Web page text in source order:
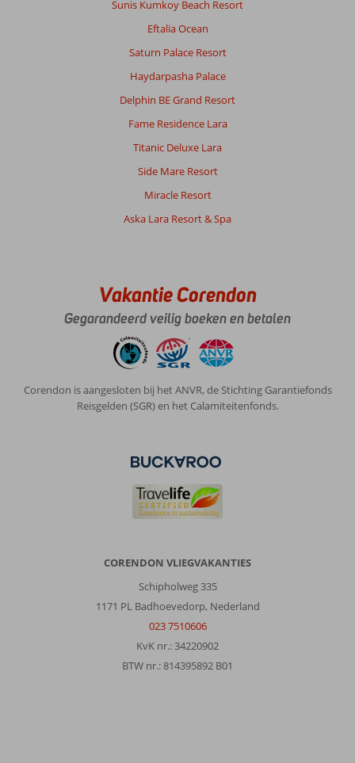
Sunis Kumkoy Beach Resort
Eftalia Ocean
Saturn Palace Resort
Haydarpasha Palace
Delphin BE Grand Resort
Fame Residence Lara
Titanic Deluxe Lara
Side Mare Resort
Miracle Resort
Aska Lara Resort & Spa
Vakantie Corendon
Gegarandeerd veilig boeken en betalen
Corendon is aangesloten bij het ANVR, de Stichting Garantiefonds
Reisgelden (SGR) en het Calamiteitenfonds.
CORENDON VLIEGVAKANTIES
Schipholweg 335
1171 PL Badhoevedorp, Nederland
023 7510606
KvK nr.: 34220902
BTW nr.: 814395892 B01